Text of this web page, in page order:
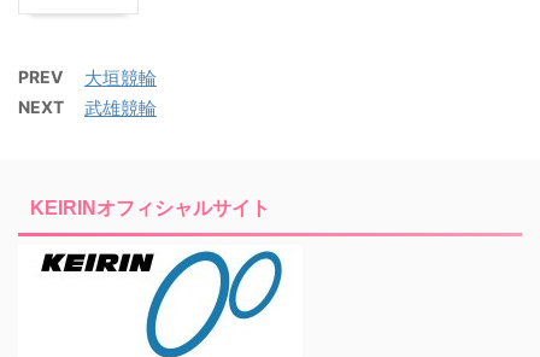
PREV 大垣競輪
NEXT 武雄競輪
KEIRINオフィシャルサイト